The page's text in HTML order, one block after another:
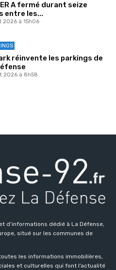
A fermé durant seize
entre les...
2026 à 15h06
réinvente les parkings de
2026 à 8h58
d’informations dédié à La Défense,
situé sur les communes de
les informations immobilières,
et culturelles qui font l’actualité